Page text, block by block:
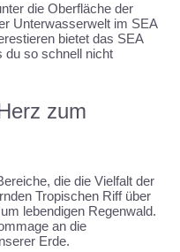
die Oberfläche der
Unterwasserwelt im SEA
bietet das SEA
du so schnell nicht
zum
die die Vielfalt der
Tropischen Riff über
lebendigen Regenwald.
an die
Erde.